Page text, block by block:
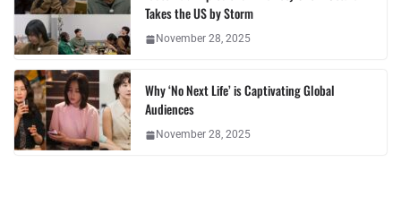
Takes the US by Storm
November 28, 2025
Why ‘No Next Life’ is Captivating Global
Audiences
November 28, 2025